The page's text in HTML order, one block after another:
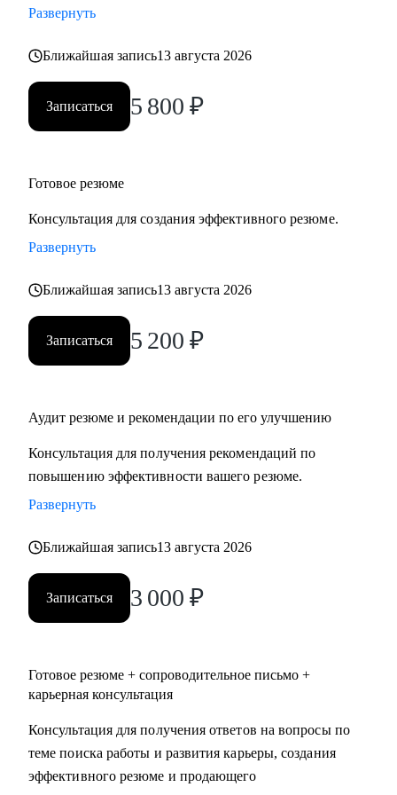
• помогу выбрать следующий этап в карьере и разработать
• поделюсь алгоритмами ответов на популярные вопросы
рекрутеров, в том числе на "неудобные".
Кому могу помочь:
• Студенты и выпускники;
• Финансовый блок (бухгалтерия);
• Продажи;
• Страхование;
• Фармацевтика, медицина, аптечный бизнес;
• Строительство и эксплуатация;
• Гостиничный и ресторанный бизнес;
• Гостинично-ресторанный бизнес;
• Красота&Мода;
• Спорт;
• PR, организация мероприятий;
• Услуги для бизнеса и населения.
Развернуть
Ближайшая запись13 августа 2026
Записаться 5 800 ₽
Готовое резюме
Консультация для создания эффективного резюме.
Развернуть
Ближайшая запись13 августа 2026
Записаться 5 200 ₽
Аудит резюме и рекомендации по его улучшению
Консультация для получения рекомендаций по
повышению эффективности вашего резюме.
Развернуть
Ближайшая запись13 августа 2026
Записаться 3 000 ₽
Готовое резюме + сопроводительное письмо +
карьерная консультация
Консультация для получения ответов на вопросы по
теме поиска работы и развития карьеры, создания
эффективного резюме и продающего